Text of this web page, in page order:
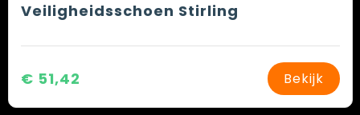
Veiligheidsschoen Stirling
€ 51,42 Bekijk